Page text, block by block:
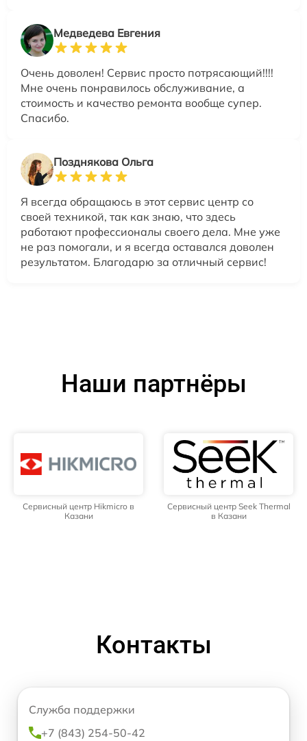
Медведева Евгения
Очень доволен! Сервис просто потрясающий!!!!
Мне очень понравилось обслуживание, а
стоимость и качество ремонта вообще супер.
Спасибо.
Позднякова Ольга
Я всегда обращаюсь в этот сервис центр со
своей техникой, так как знаю, что здесь
работают профессионалы своего дела. Мне уже
не раз помогали, и я всегда оставался доволен
результатом. Благодарю за отличный сервис!
Наши партнёры
Сервисный центр Hikmicro в
Казани
Сервисный центр Seek Thermal
в Казани
Контакты
Служба поддержки
+7 (843) 254-50-42